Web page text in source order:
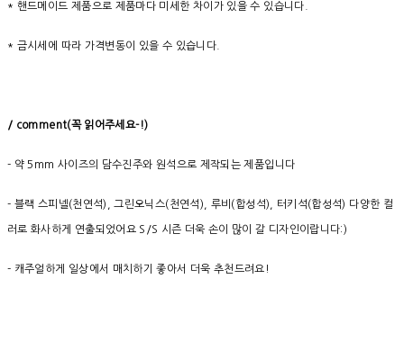
* 핸드메이드 제품으로 제품마다 미세한 차이가 있을 수 있습니다.
* 금시세에 따라 가격변동이 있을 수 있습니다.
/ comment(꼭 읽어주세요-!)
- 약 5mm 사이즈의 담수진주와 원석으로 제작되는 제품입니다
- 블랙 스피넬(천연석), 그린오닉스(천연석), 루비(합성석), 터키석(합성석) 다양한 컬
러로 화사하게 연출되었어요 S/S 시즌 더욱 손이 많이 갈 디자인이랍니다:)
- 캐주얼하게 일상에서 매치하기 좋아서 더욱 추천드려요!